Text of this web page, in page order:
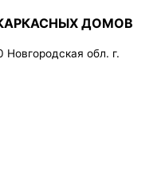
ДОМОВ
Новгородская обл. г.